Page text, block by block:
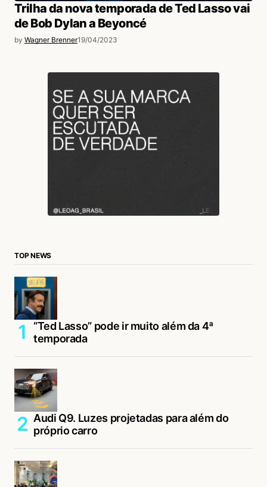
Trilha da nova temporada de Ted Lasso vai
de Bob Dylan a Beyoncé
by Wagner Brenner19/04/2023
TOP NEWS
“Ted Lasso” pode ir muito além da 4ª
temporada
Audi Q9. Luzes projetadas para além do
próprio carro